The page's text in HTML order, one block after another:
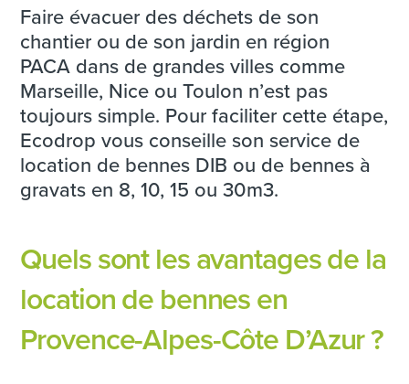
Faire évacuer des déchets de son
chantier ou de son jardin en région
PACA dans de grandes villes comme
Marseille, Nice ou Toulon n’est pas
toujours simple. Pour faciliter cette étape,
Ecodrop vous conseille son service de
location de bennes DIB ou de bennes à
gravats en 8, 10, 15 ou 30m3.
Quels sont les avantages de la
location de bennes en
Provence-Alpes-Côte D’Azur ?